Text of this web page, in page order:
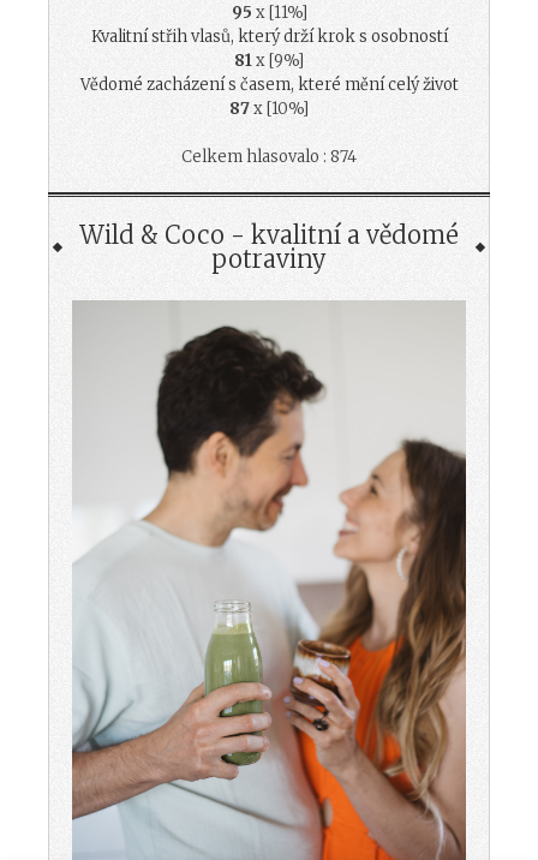
95 x [11%]
Kvalitní střih vlasů, který drží krok s osobností
81x [9%]
Vědomé zacházení s časem, které mění celý život
87x [10%]
Celkem hlasovalo : 874
Wild & Coco - kvalitní a vědomé
potraviny